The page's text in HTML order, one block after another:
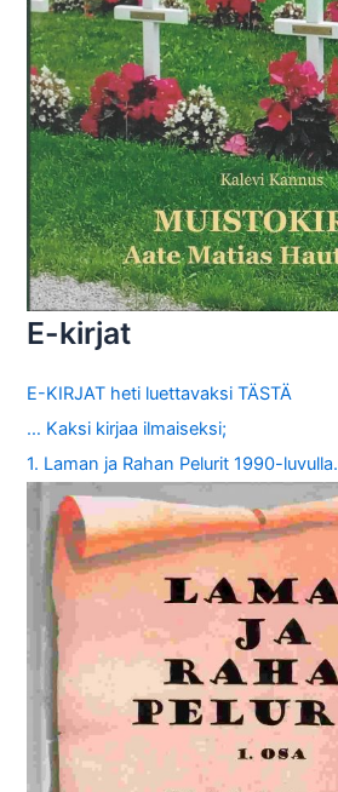
E-kirjat
E-KIRJAT heti luettavaksi TÄSTÄ
… Kaksi kirjaa ilmaiseksi;
1. Laman ja Rahan Pelurit 1990-luvulla.